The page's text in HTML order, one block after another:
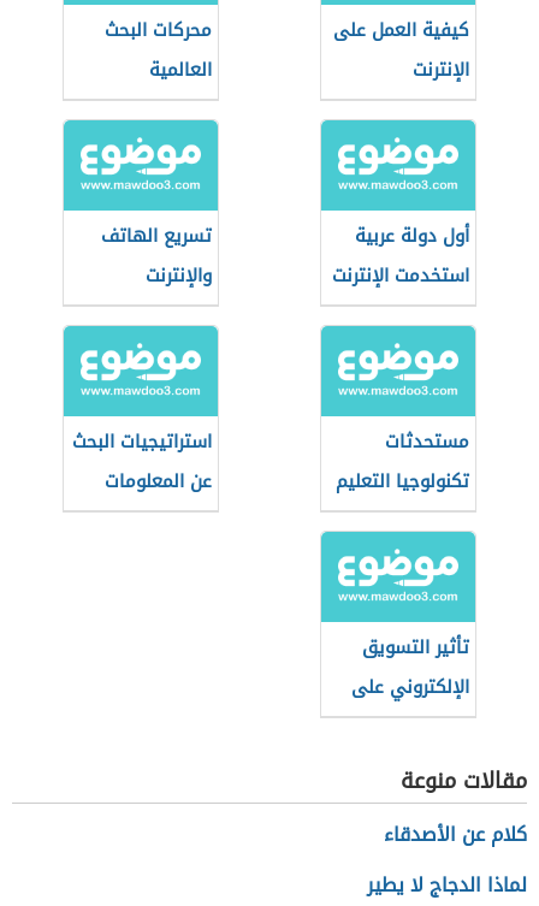
كيفية العمل على
الإنترنت
محركات البحث
العالمية
أول دولة عربية
استخدمت الإنترنت
تسريع الهاتف
والإنترنت
مستحدثات
تكنولوجيا التعليم
في عصر
المعلوماتية
استراتيجيات البحث
عن المعلومات
على الإنترنت
تأثير التسويق
الإلكتروني على
المنتج التقليدي
مقالات منوعة
كلام عن الأصدقاء
لماذا الدجاج لا يطير